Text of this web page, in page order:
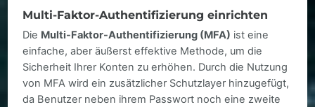
Multi-Faktor-Authentifizierung einrichten
Die Multi-Faktor-Authentifizierung (MFA) ist eine
einfache, aber äußerst effektive Methode, um die
Sicherheit Ihrer Konten zu erhöhen. Durch die Nutzung
von MFA wird ein zusätzlicher Schutzlayer hinzugefügt,
da Benutzer neben ihrem Passwort noch eine zweite